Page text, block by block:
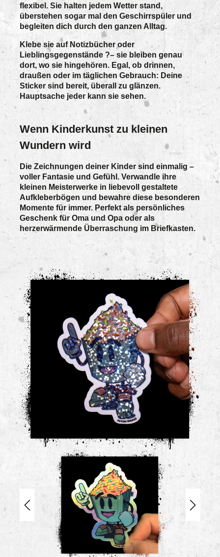
flexibel. Sie halten jedem Wetter stand,
überstehen sogar mal den Geschirrspüler und
begleiten dich durch den ganzen Alltag.
Klebe sie auf Notizbücher oder
Lieblingsgegenstände ?– sie bleiben genau
dort, wo sie hingehören. Egal, ob drinnen,
draußen oder im täglichen Gebrauch: Deine
Sticker sind bereit, überall zu glänzen.
Hauptsache jeder kann sie sehen.
Wenn Kinderkunst zu kleinen
Wundern wird
Die Zeichnungen deiner Kinder sind einmalig –
voller Fantasie und Gefühl. Verwandle ihre
kleinen Meisterwerke in liebevoll gestaltete
Aufkleberbögen und bewahre diese besonderen
Momente für immer. Perfekt als persönliches
Geschenk für Oma und Opa oder als
herzerwärmende Überraschung im Briefkasten.
Bildergalerie überspringen